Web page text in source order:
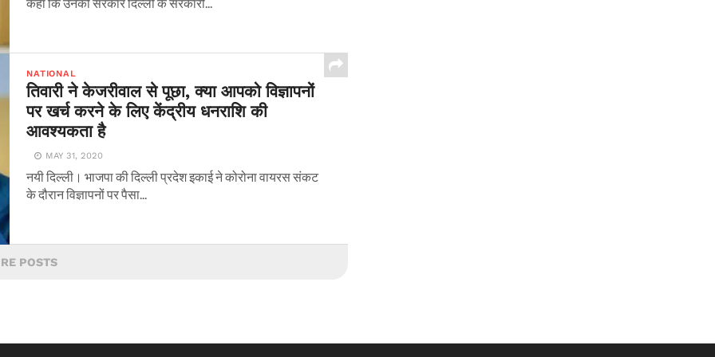
NATIONAL
तिवारी ने केजरीवाल से पूछा, क्या आपको विज्ञापनों
पर खर्च करने के लिए केंद्रीय धनराशि की
आवश्यकता है
MAY 31, 2020
नयी दिल्ली। भाजपा की दिल्ली प्रदेश इकाई ने कोरोना वायरस संकट
के दौरान विज्ञापनों पर पैसा...
POSTS